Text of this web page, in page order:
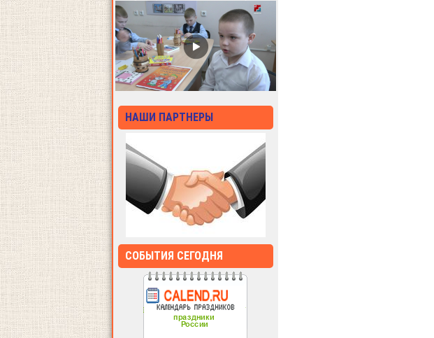
НАШИ ПАРТНЕРЫ
СОБЫТИЯ СЕГОДНЯ